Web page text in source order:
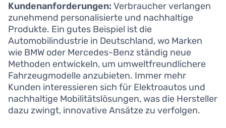
Kundenanforderungen: Verbraucher verlangen
zunehmend personalisierte und nachhaltige
Produkte. Ein gutes Beispiel ist die
Automobilindustrie in Deutschland, wo Marken
wie BMW oder Mercedes-Benz ständig neue
Methoden entwickeln, um umweltfreundlichere
Fahrzeugmodelle anzubieten. Immer mehr
Kunden interessieren sich für Elektroautos und
nachhaltige Mobilitätslösungen, was die Hersteller
dazu zwingt, innovative Ansätze zu verfolgen.